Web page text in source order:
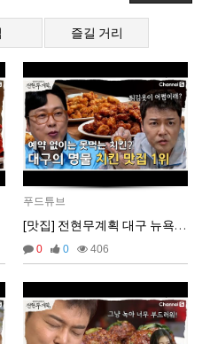
| | 22-11-18 12:21
는 식당 해장국 낙지볶음 육전)
22-11-18 12:20
당 피자)
22-11-18 11:51
트러플 짜장면)
22-10-17 12:33
22-10-17 12:29
당 햄버거)
22-10-17 12:27
리안비프)
당 도넛)
22-10-17 12:11
즐길 거리
푸드튜브
[맛집] 전현무계획 대구 뉴욕치킨
0 0 406
16:53:48
18:04:17
27일 금요일
09:50:02
03일 목요일
19:24:33
하시는분들도 계실까요? 19:24:47
19:24:54